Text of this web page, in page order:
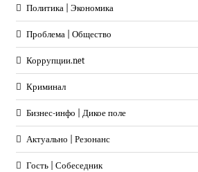
Политика | Экономика
Проблема | Общество
Коррупции.net
Криминал
Бизнес-инфо | Дикое поле
Актуально | Резонанс
Гость | Собеседник